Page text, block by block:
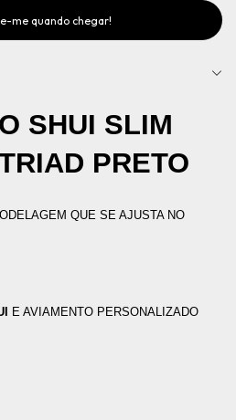
me quando chegar!
SHUI SLIM
PRETO
QUE SE AJUSTA NO
E AVIAMENTO PERSONALIZADO